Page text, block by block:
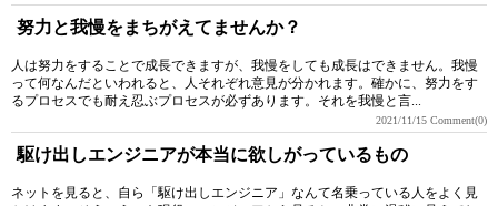
努力と我慢をまちがえてませんか？
人は努力をすることで成長できますが、我慢をしても成長はできません。我慢
って何なんだといわれると、人それぞれ意見が分かれます。確かに、努力をす
るプロセスでも耐え忍ぶプロセスが必ずあります。それを我慢と言...
2021/11/15 Comment(0)
駆け出しエンジニアが本当に欲しがっているもの
ネットを見ると、自ら「駆け出しエンジニア」なんて名乗っている人をよく見